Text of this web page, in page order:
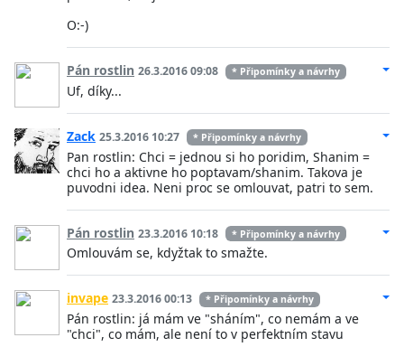
O:-)
Pán rostlin 26.3.2016 09:08 * Připomínky a návrhy
Uf, díky...
Zack 25.3.2016 10:27 * Připomínky a návrhy
Pan rostlin: Chci = jednou si ho poridim, Shanim =
chci ho a aktivne ho poptavam/shanim. Takova je
puvodni idea. Neni proc se omlouvat, patri to sem.
Pán rostlin 23.3.2016 10:18 * Připomínky a návrhy
Omlouvám se, kdyžtak to smažte.
invape 23.3.2016 00:13 * Připomínky a návrhy
Pán rostlin: já mám ve "sháním", co nemám a ve
"chci", co mám, ale není to v perfektním stavu